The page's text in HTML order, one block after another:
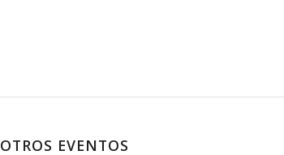
OTROS EVENTOS